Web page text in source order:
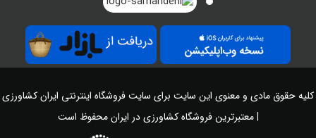
کلیه حقوق مادی و معنوی این سایت برای سایتفروشگاه اینترنتی ایران کشاورزی
| معتبرترین فروشگاه کشاورزی در ایرانمحفوظ است